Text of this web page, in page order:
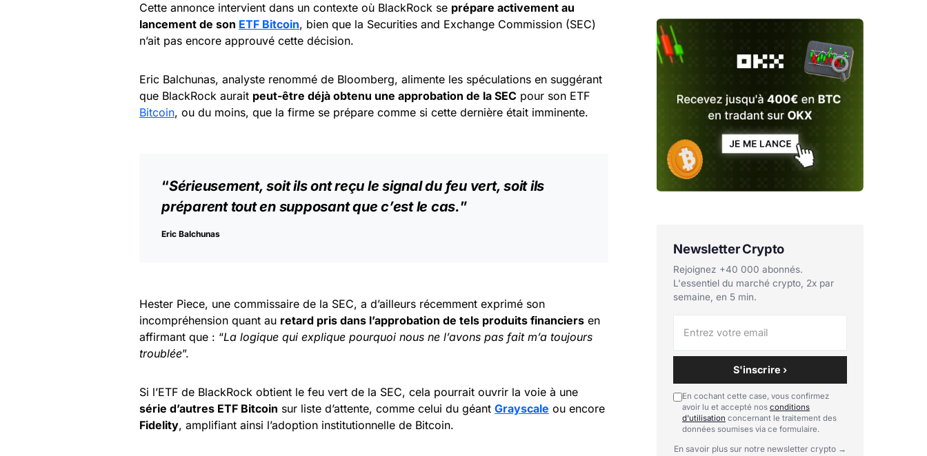
Cette annonce intervient dans un contexte où BlackRock se prépare activement au
lancement de son ETF Bitcoin, bien que la Securities and Exchange Commission (SEC)
n’ait pas encore approuvé cette décision.
Eric Balchunas, analyste renommé de Bloomberg, alimente les spéculations en suggérant
que BlackRock aurait peut-être déjà obtenu une approbation de la SEC pour son ETF
Bitcoin, ou du moins, que la firme se prépare comme si cette dernière était imminente.
“Sérieusement, soit ils ont reçu le signal du feu vert, soit ils
préparent tout en supposant que c’est le cas.”
Eric Balchunas
Hester Piece, une commissaire de la SEC, a d’ailleurs récemment exprimé son
incompréhension quant au retard pris dans l’approbation de tels produits financiers en
affirmant que : “La logique qui explique pourquoi nous ne l’avons pas fait m’a toujours
troublée”.
Si l’ETF de BlackRock obtient le feu vert de la SEC, cela pourrait ouvrir la voie à une
série d’autres ETF Bitcoin sur liste d’attente, comme celui du géant Grayscale ou encore
Fidelity, amplifiant ainsi l’adoption institutionnelle de Bitcoin.
Newsletter Crypto
Rejoignez +40 000 abonnés.
L'essentiel du marché crypto, 2x par
semaine, en 5 min.
S'inscrire ›
En cochant cette case, vous confirmez
avoir lu et accepté nos conditions
d'utilisation concernant le traitement des
données soumises via ce formulaire.
En savoir plus sur notre newsletter crypto →